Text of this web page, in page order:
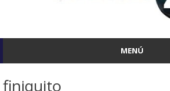
MENÚ
finiquito